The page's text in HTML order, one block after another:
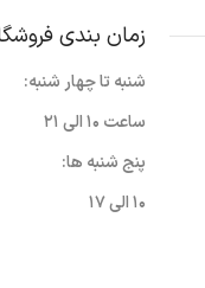
زمان بندی
شنبه تا چهار شنبه:
ساعت ۱۰ الی ۲۱
پنج شنبه ها:
۱۰ الی ۱۷